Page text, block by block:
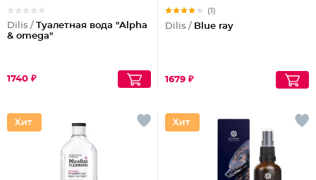
Dilis / Туалетная вода "Alpha
& omega"
1740 ₽
(1)
Dilis / Blue ray
1679 ₽